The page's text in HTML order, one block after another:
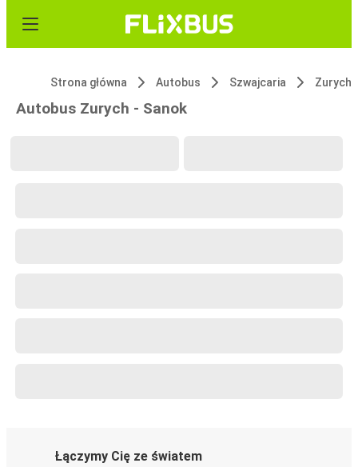
Strona główna Autobus Szwajcaria Zurych
Autobus Zurych - Sanok
Łączymy Cię ze światem